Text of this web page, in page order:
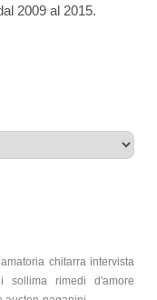
2009 al 2015.
chitarra intervista
sollima
rimedi d'amore